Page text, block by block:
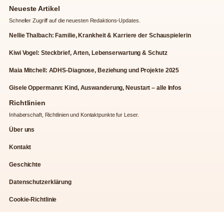
Neueste Artikel
Schneller Zugriff auf die neuesten Redaktions-Updates.
Nellie Thalbach: Familie, Krankheit & Karriere der Schauspielerin
Kiwi Vogel: Steckbrief, Arten, Lebenserwartung & Schutz
Maia Mitchell: ADHS-Diagnose, Beziehung und Projekte 2025
Gisele Oppermann: Kind, Auswanderung, Neustart – alle Infos
Richtlinien
Inhaberschaft, Richtlinien und Kontaktpunkte fur Leser.
Über uns
Kontakt
Geschichte
Datenschutzerklärung
Cookie-Richtlinie